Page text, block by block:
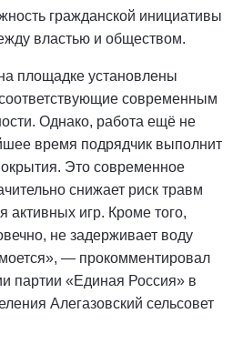
гражданской инициативы
властью и обществом.
площадке установлены
современным
Однако, работа ещё не
время подрядчик выполнит
Это современное
снижает риск травм
активных игр. Кроме того,
не задерживает воду
— прокомментировал
партии «Единая Россия» в
Алегазовский сельсовет